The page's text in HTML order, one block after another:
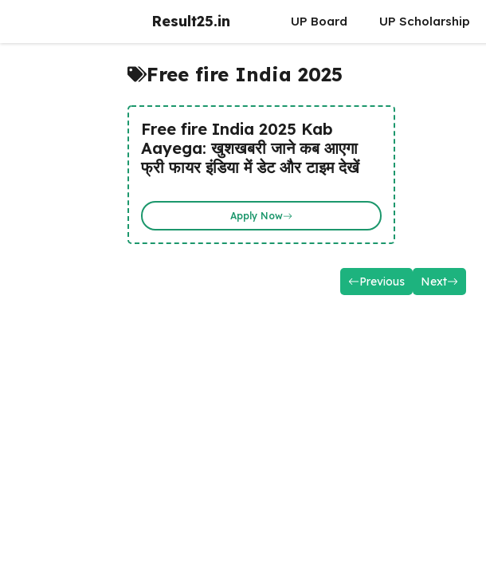
Result25.in UP Board UP Scholarship
Free fire India 2025
Free fire India 2025 Kab
Aayega: खुशखबरी जाने कब आएगा
फ्री फायर इंडिया में डेट और टाइम देखें
Apply Now
Previous Next